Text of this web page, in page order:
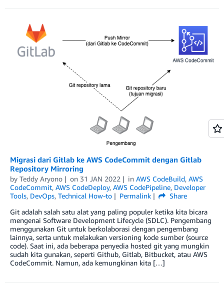
Migrasi dari Gitlab ke AWS CodeCommit dengan Gitlab
Repository Mirroring
by Teddy Aryono on 31 JAN 2022 in AWS CodeBuild, AWS
CodeCommit, AWS CodeDeploy, AWS CodePipeline, Developer
Tools, DevOps, Technical How-to Permalink
Share
Git adalah salah satu alat yang paling populer ketika kita bicara
mengenai Software Development Lifecycle (SDLC). Pengembang
menggunakan Git untuk berkolaborasi dengan pengembang
lainnya, serta untuk melakukan versioning kode sumber (source
code). Saat ini, ada beberapa penyedia hosted git yang mungkin
sudah kita gunakan, seperti Github, Gitlab, Bitbucket, atau AWS
CodeCommit. Namun, ada kemungkinan kita […]